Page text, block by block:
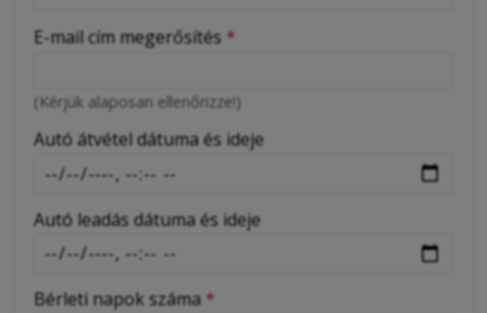
-
-
-
E-mail cím megerősítés *
(Kérjük alaposan ellenőrizze!)
Autó átvétel dátuma és ideje
Autó leadás dátuma és ideje
Bérleti napok száma *